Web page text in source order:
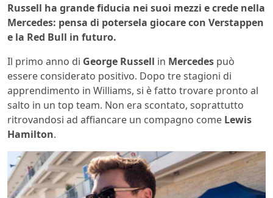
Russell ha grande fiducia nei suoi mezzi e crede nella
Mercedes: pensa di potersela giocare con Verstappen
e la Red Bull in futuro.
Il primo anno di George Russell in Mercedes può
essere considerato positivo. Dopo tre stagioni di
apprendimento in Williams, si è fatto trovare pronto al
salto in un top team. Non era scontato, soprattutto
ritrovandosi ad affiancare un compagno come Lewis
Hamilton.